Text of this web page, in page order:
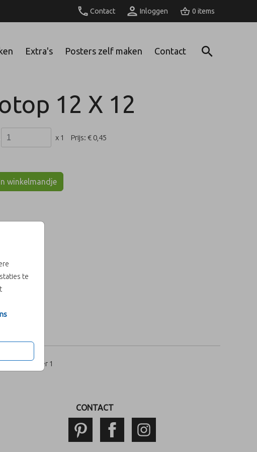
Contact Inloggen 0
Extra's Posters zelf maken Contact
te
12 X 12
x 1 Prijs: € 0,45
In winkelmandje
€ 0,45 per 1
CONTACT